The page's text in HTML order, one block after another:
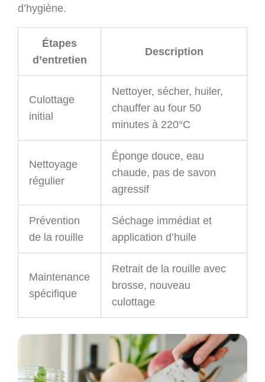
d’hygiène.
Étapes
d’entretien
Description
Culottage
initial
Nettoyer, sécher, huiler,
chauffer au four 50
minutes à 220°C
Nettoyage
régulier
Éponge douce, eau
chaude, pas de savon
agressif
Prévention
de la rouille
Séchage immédiat et
application d’huile
Maintenance
spécifique
Retrait de la rouille avec
brosse, nouveau
culottage